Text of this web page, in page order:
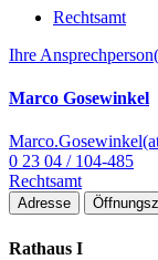
Rechtsamt
Ihre
Marco Gosewinkel
0 23 04 / 104-485
Rechtsamt
Adresse
Rathaus I